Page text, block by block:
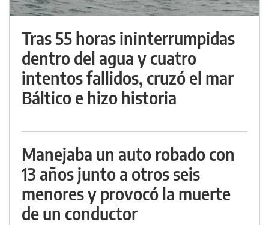
Tras 55 horas ininterrumpidas
dentro del agua y cuatro
intentos fallidos, cruzó el mar
Báltico e hizo historia
Manejaba un auto robado con
13 años junto a otros seis
menores y provocó la muerte
de un conductor